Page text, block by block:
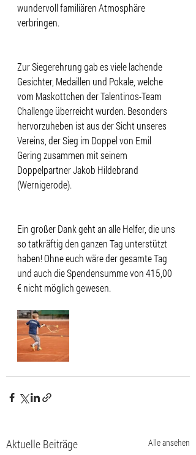
wundervoll familiären Atmosphäre
verbringen.
Zur Siegerehrung gab es viele lachende
Gesichter, Medaillen und Pokale, welche
vom Maskottchen der Talentinos-Team
Challenge überreicht wurden. Besonders
hervorzuheben ist aus der Sicht unseres
Vereins, der Sieg im Doppel von Emil
Gering zusammen mit seinem
Doppelpartner Jakob Hildebrand
(Wernigerode).
Ein großer Dank geht an alle Helfer, die uns
so tatkräftig den ganzen Tag unterstützt
haben! Ohne euch wäre der gesamte Tag
und auch die Spendensumme von 415,00
€ nicht möglich gewesen.
Aktuelle Beiträge Alle ansehen